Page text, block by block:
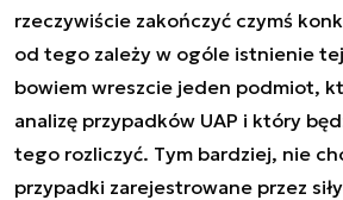
rzeczywiście zakończyć czymś
od tego zależy w ogóle istnienie
bowiem wreszcie jeden podmiot,
analizę przypadków UAP i który
tego rozliczyć. Tym bardziej, nie
przypadki zarejestrowane przez